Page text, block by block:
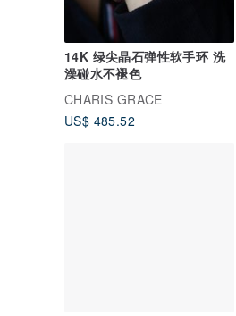
14K 绿尖晶石弹性软手环 洗
澡碰水不褪色
CHARIS GRACE
US$ 485.52